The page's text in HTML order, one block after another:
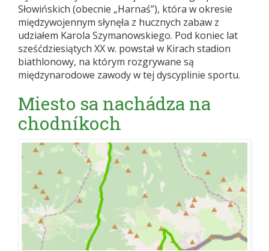
Słowińskich (obecnie „Harnaś”), która w okresie
międzywojennym słynęła z hucznych zabaw z
udziałem Karola Szymanowskiego. Pod koniec lat
sześćdziesiątych XX w. powstał w Kirach stadion
biathlonowy, na którym rozgrywane są
międzynarodowe zawody w tej dyscyplinie sportu.
Miesto sa nachádza na
chodníkoch